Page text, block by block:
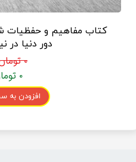
کتاب مفاهیم و حفظیات
دور دنیا در
۰ تومان
۰ تومان
افزودن به